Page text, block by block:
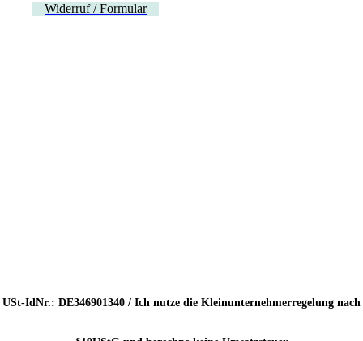
Widerruf / Formular
USt-IdNr.: DE346901340 / Ich nutze die Kleinunternehmerregelung nach